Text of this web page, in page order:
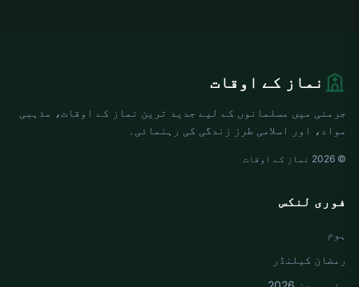
نماز کے اوقات
جرمنی میں مسلمانوں کے لیے جدید ترین نماز کے اوقات، مذہبی
مواد، اور اسلامی طرز زندگی کی رہنمائی۔
© 2026 نماز کے اوقات
فوری لنکس
ہوم
رمضان کیلنڈر